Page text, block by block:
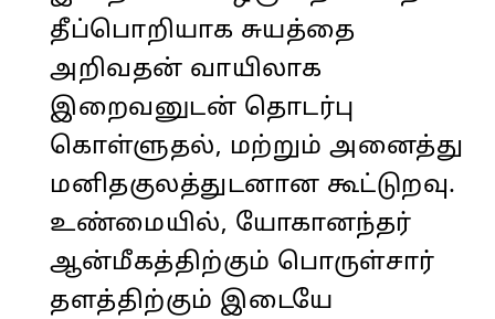
தீப்பொறியாக சுயத்தை
அறிவதன் வாயிலாக
இறைவனுடன் தொடர்பு
கொள்ளுதல், மற்றும் அனைத்து
மனிதகுலத்துடனான கூட்டுறவு.
உண்மையில், யோகானந்தர்
ஆன்மீகத்திற்கும் பொருள்சார்
தளத்திற்கும் இடையே